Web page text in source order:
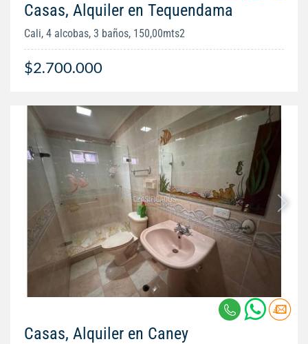
Casas, Alquiler en Tequendama
Cali, 4 alcobas, 3 baños, 150,00mts2
$2.700.000
Casas, Alquiler en Caney